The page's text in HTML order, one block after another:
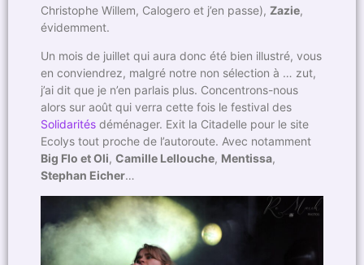
Christophe Willem, Calogero et j’en passe), Zazie,
évidemment.
Un mois de juillet qui aura donc été bien illustré, vous
en conviendrez, malgré notre non sélection à … zut,
j’ai dit que je n’en parlais plus. Concentrons-nous
alors sur août qui verra cette fois le festival des
Solidarités déménager. Exit la Citadelle pour le site
Ecolys tout proche de l’autoroute. Avec notamment
Big Flo et Oli, Camille Lellouche, Mentissa,
Stephan Eicher…